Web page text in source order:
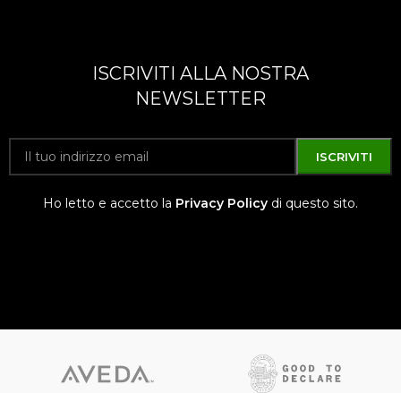
ISCRIVITI ALLA NOSTRA
NEWSLETTER
Ho letto e accetto la Privacy Policy di questo sito.